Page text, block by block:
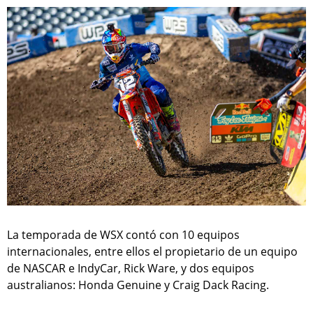
La temporada de WSX contó con 10 equipos
internacionales, entre ellos el propietario de un equipo
de NASCAR e IndyCar, Rick Ware, y dos equipos
australianos: Honda Genuine y Craig Dack Racing.